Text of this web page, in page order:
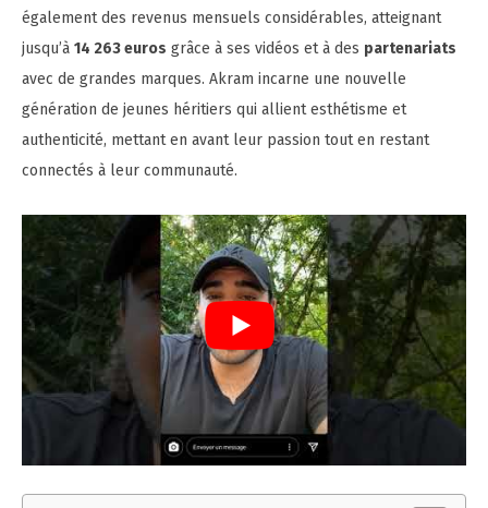
également des revenus mensuels considérables, atteignant
jusqu’à 14 263 euros grâce à ses vidéos et à des partenariats
avec de grandes marques. Akram incarne une nouvelle
génération de jeunes héritiers qui allient esthétisme et
authenticité, mettant en avant leur passion tout en restant
connectés à leur communauté.